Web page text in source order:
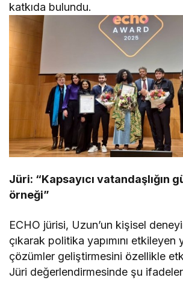
katkıda bulundu.
Jüri: “Kapsayıcı vatandaşlığın
örneği”
ECHO jürisi, Uzun’un kişisel
çıkarak politika yapımını etkileyen
çözümler geliştirmesini özellikle
Jüri değerlendirmesinde şu ifadeler